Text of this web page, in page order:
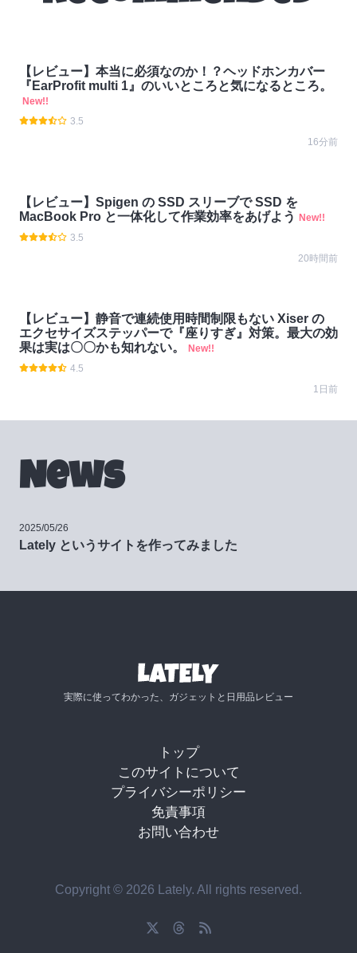
【レビュー】本当に必須なのか！？ヘッドホンカバー
『EarProfit multi 1』のいいところと気になるところ。
New!!
3.5
16分前
【レビュー】Spigen の SSD スリーブで SSD を
MacBook Pro と一体化して作業効率をあげよう
New!!
3.5
20時間前
【レビュー】静音で連続使用時間制限もない Xiser の
エクセサイズステッパーで『座りすぎ』対策。最大の効
果は実は〇〇かも知れない。
New!!
4.5
1日前
News
2025/05/26
Lately というサイトを作ってみました
実際に使ってわかった、ガジェットと日用品レビュー
トップ
このサイトについて
プライバシーポリシー
免責事項
お問い合わせ
Copyright © 2026 Lately. All rights reserved.